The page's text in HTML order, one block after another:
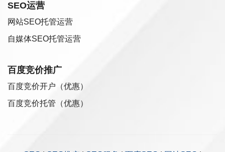
SEO运营
网站SEO托管运营
自媒体SEO托管运营
百度竞价推广
百度竞价开户（优惠）
百度竞价托管（优惠）